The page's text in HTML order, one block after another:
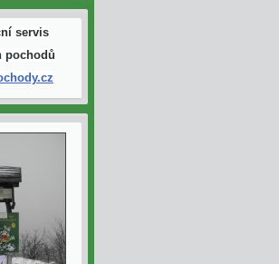
servis
pochodů